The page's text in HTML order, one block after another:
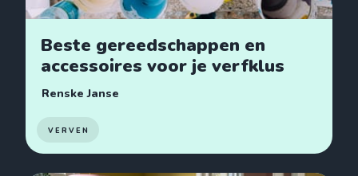
Beste gereedschappen en
accessoires voor je verfklus
Renske Janse
VERVEN